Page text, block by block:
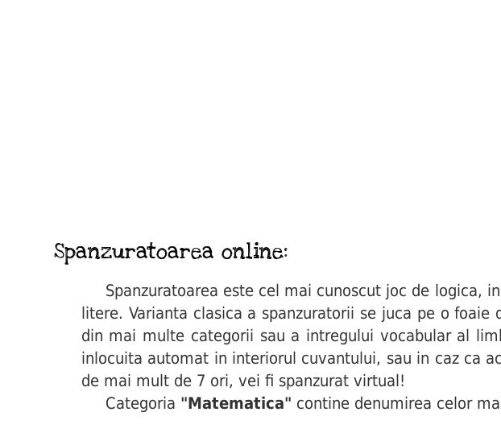
Spanzuratoarea online:
Spanzuratoarea este cel mai cunoscut joc de logica,
litere. Varianta clasica a spanzuratorii se juca pe o
din mai multe categorii sau a intregului vocabular al
inlocuita automat in interiorul cuvantului, sau in caz ca
de mai mult de 7 ori, vei fi spanzurat virtual!
Categoria "Matematica" contine denumirea celor